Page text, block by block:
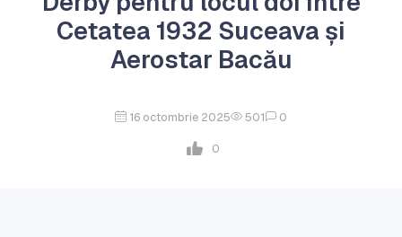
Cetatea 1932 Suceava și
Aerostar Bacău
16 octombrie 2025 501 0
0